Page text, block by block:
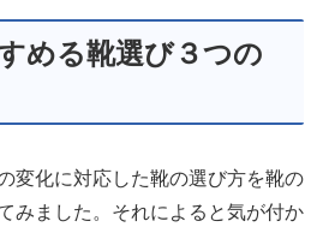
める靴選び３つの
変化に対応した靴の選び方を靴の
みました。それによると気が付か